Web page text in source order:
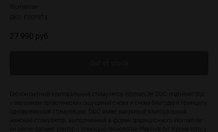
Womanizer
FS01974
27 990 руб.
Бесконтактный клиторальный стимулятор Womanizer DUO поднимет Вас
к вершинам оргастических ощущений снова и снова благодаря принципу
одновременной стимуляции. DUO имеет вакумный клиторальный
женский стимулятор, выполненный в форме традиционного Womanizer -
он мягко ласкает клитор с помощью технологии Pleasure Air. Кроме того, у